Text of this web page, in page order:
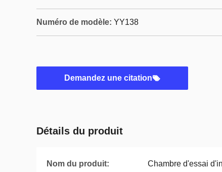
Numéro de modèle: YY138
Demandez une citation
Détails du produit
Nom du produit: Chambre d'essai